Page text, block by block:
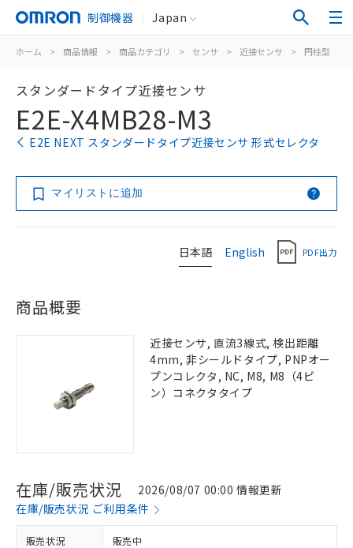
制御機器 Japan
ホーム > 商品情報 > 商品カテゴリ > センサ > 近接センサ > 円柱型
スタンダードタイプ近接センサ
E2E-X4MB28-M3
E2E NEXT スタンダードタイプ近接センサ 形式セレクタ
マイリストに追加
日本語 English PDF出力
商品概要
近接センサ, 直流3線式, 検出距離
4mm, 非シールドタイプ, PNPオー
プンコレクタ, NC, M8, M8（4ピ
ン）コネクタタイプ
在庫/販売状況
2026/08/07 00:00 情報更新
在庫/販売状況 ご利用条件
販売状況 販売中